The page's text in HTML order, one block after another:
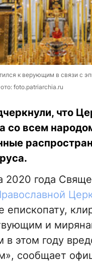
к верующим в связи с
foto.patriarchia.ru
что
со всем
2020 года
епископату,
и
в этом году
сообщает